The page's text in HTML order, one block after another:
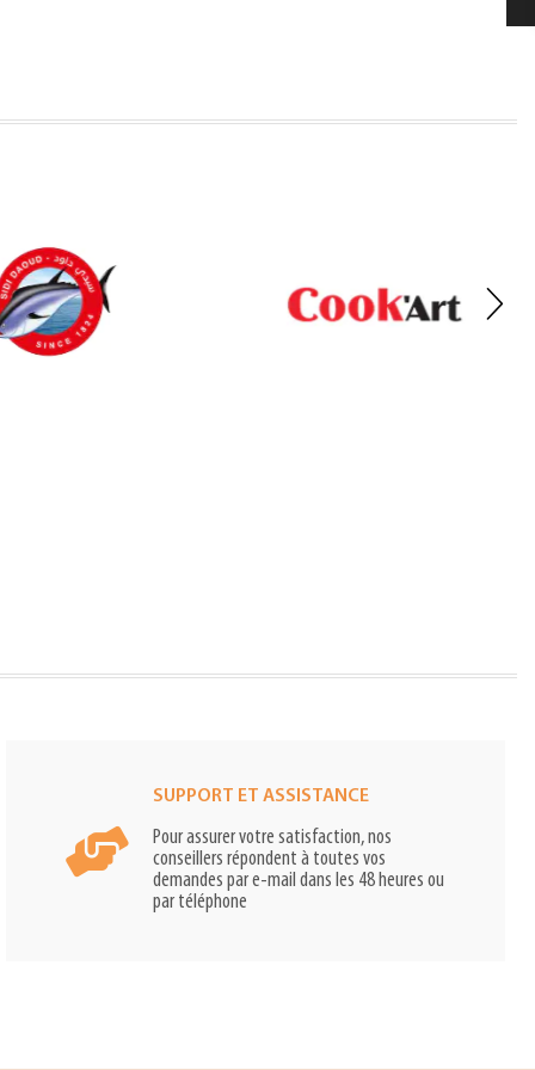
SUPPORT ET ASSISTANCE
Pour assurer votre satisfaction, nos
conseillers répondent à toutes vos
demandes par e-mail dans les 48 heures ou
par téléphone